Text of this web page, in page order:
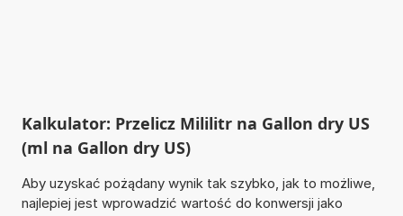
Kalkulator: Przelicz Mililitr na Gallon dry US
(ml na Gallon dry US)
Aby uzyskać pożądany wynik tak szybko, jak to możliwe,
najlepiej jest wprowadzić wartość do konwersji jako